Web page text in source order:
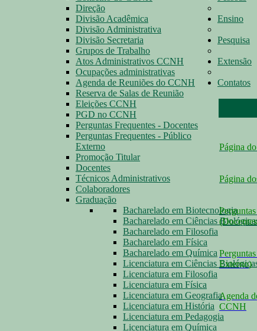
Direção
Divisão Acadêmica
Divisão Administrativa
Divisão Secretaria
Grupos de Trabalho
Atos Administrativos CCNH
Ocupações administrativas
Agenda de Reuniões do CCNH
Reserva de Salas de Reunião
Eleições CCNH
PGD no CCNH
Perguntas Frequentes - Docentes
Perguntas Frequentes - Público
Externo
Promoção Titular
Docentes
Técnicos Administrativos
Colaboradores
Ensino
Graduação
Bacharelado em Biotecnologia
Bacharelado em Ciências
Bacharelado em Filosofia
Bacharelado em Física
Bacharelado em Química
Licenciatura em Ciências
Licenciatura em Filosofia
Licenciatura em Física
Licenciatura em Geografia
Licenciatura em História
Licenciatura em Pedagogia
Licenciatura em Química
Pesquisa
Extensão
Contatos
Página
Página
(Docentes
Externo)
Agenda
CCNH